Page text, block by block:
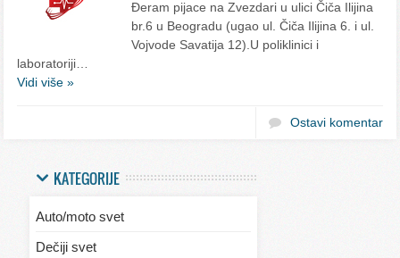
Đeram pijace na Zvezdari u ulici Čiča Ilijina
br.6 u Beogradu (ugao ul. Čiča Ilijina 6. i ul.
Vojvode Savatija 12).U poliklinici i
laboratoriji…
Vidi više »
Ostavi komentar
KATEGORIJE
Auto/moto svet
Dečiji svet